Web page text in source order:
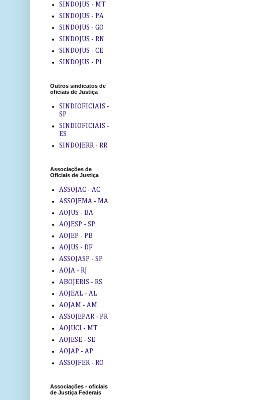
SINDOJUS - MT
SINDOJUS - PA
SINDOJUS - GO
SINDOJUS - RN
SINDOJUS - CE
SINDOJUS - PI
Outros sindicatos de
oficiais de Justiça
SINDIOFICIAIS -
SP
SINDIOFICIAIS -
ES
SINDOJERR - RR
Associações de
Oficiais de Justiça
ASSOJAC - AC
ASSOJEMA - MA
AOJUS - BA
AOJESP - SP
AOJEP - PB
AOJUS - DF
ASSOJASP - SP
AOJA - RJ
ABOJERIS - RS
AOJEAL - AL
AOJAM - AM
ASSOJEPAR - PR
AOJUCI - MT
AOJESE - SE
AOJAP - AP
ASSOJFER - RO
Associações - oficiais
de Justiça Federais